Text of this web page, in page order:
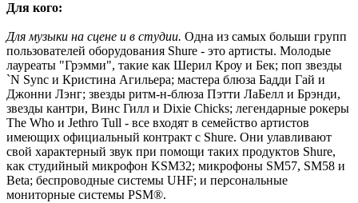
Для кого:
Для музыки на сцене и в студии. Одна из самых больши групп
пользователей оборудования Shure - это артисты. Молодые
лауреаты "Грэмми", такие как Шерил Кроу и Бек; поп звезды
`N Sync и Кристина Агильера; мастера блюза Бадди Гай и
Джонни Лэнг; звезды ритм-н-блюза Пэтти ЛаБелл и Брэнди,
звезды кантри, Винс Гилл и Dixie Chicks; легендарные рокеры
The Who и Jethro Tull - все входят в семейство артистов
имеющих официальный контракт с Shure. Они улавливают
свой характерный звук при помощи таких продуктов Shure,
как студийный микрофон KSM32; микрофоны SM57, SM58 и
Beta; беспроводные системы UHF; и персональные
мониторные системы PSM®.